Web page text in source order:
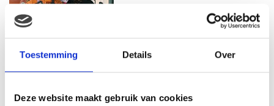
Toestemming Details Over
Deze website maakt gebruik van cookies
MAMA THIRZA VLOG: HET IS